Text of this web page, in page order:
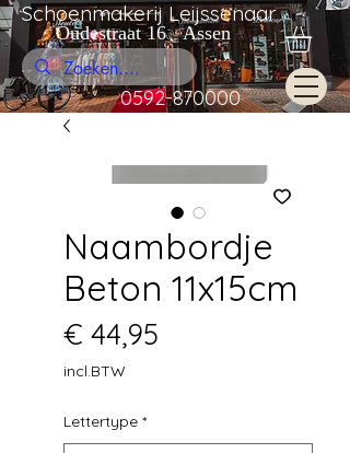
Schoenmakerij Leijssenaar
Oudestraat 16 Assen
0592-870000
Naambordje
Beton 11x15cm
€ 44,95
incl.BTW
Lettertype *